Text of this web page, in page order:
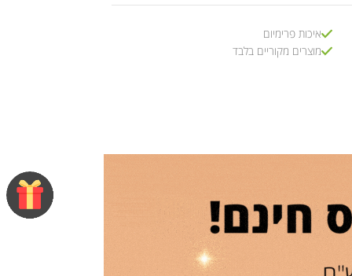
איכות פרימיום
מוצרים מקוריים בלבד